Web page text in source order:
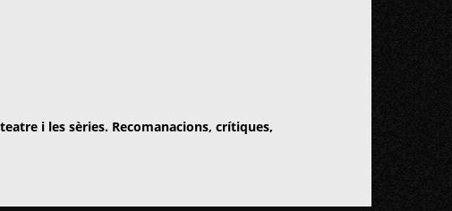
i les sèries. Recomanacions, crítiques,